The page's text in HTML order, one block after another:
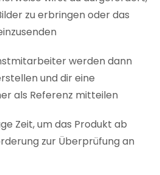
zu erbringen oder das
werden dann
und dir eine
als Referenz mitteilen
Zeit, um das Produkt ab
zur Überprüfung an